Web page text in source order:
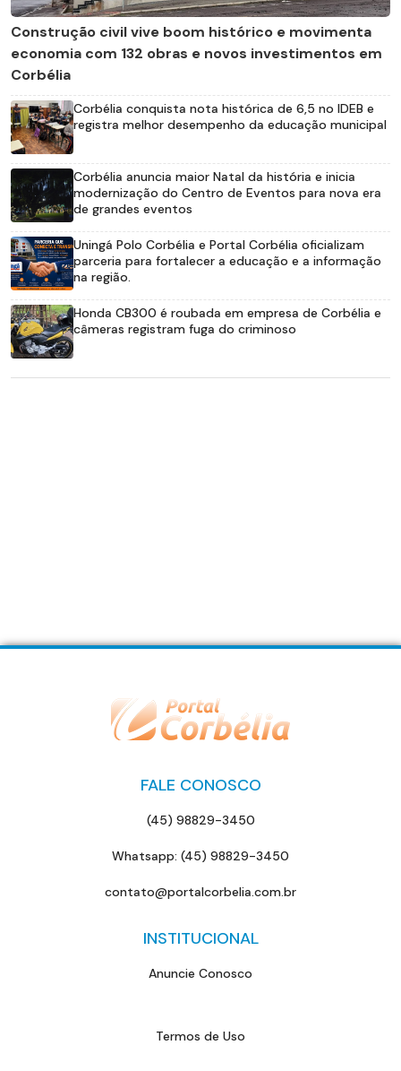
Construção civil vive boom histórico e movimenta
economia com 132 obras e novos investimentos em
Corbélia
Corbélia conquista nota histórica de 6,5 no IDEB e
registra melhor desempenho da educação municipal
Corbélia anuncia maior Natal da história e inicia
modernização do Centro de Eventos para nova era
de grandes eventos
Uningá Polo Corbélia e Portal Corbélia oficializam
parceria para fortalecer a educação e a informação
na região.
Honda CB300 é roubada em empresa de Corbélia e
câmeras registram fuga do criminoso
FALE CONOSCO
(45) 98829-3450
Whatsapp: (45) 98829-3450
contato@portalcorbelia.com.br
INSTITUCIONAL
Anuncie Conosco
Termos de Uso